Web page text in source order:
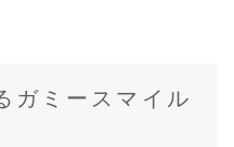
ガミースマイル